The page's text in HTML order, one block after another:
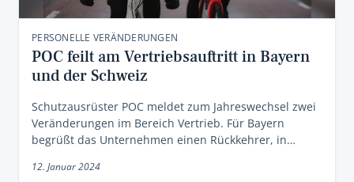
PERSONELLE VERÄNDERUNGEN
POC feilt am Vertriebsauftritt in Bayern
und der Schweiz
Schutzausrüster POC meldet zum Jahreswechsel zwei
Veränderungen im Bereich Vertrieb. Für Bayern
begrüßt das Unternehmen einen Rückkehrer, in…
12. Januar 2024